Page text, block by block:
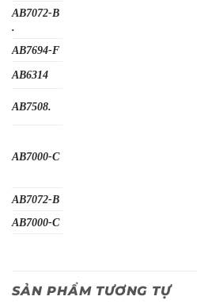
AB7072-B
.
AB7694-F
AB6314
AB7508.
AB7000-C
AB7072-B
AB7000-C
SẢN PHẨM TƯƠNG TỰ